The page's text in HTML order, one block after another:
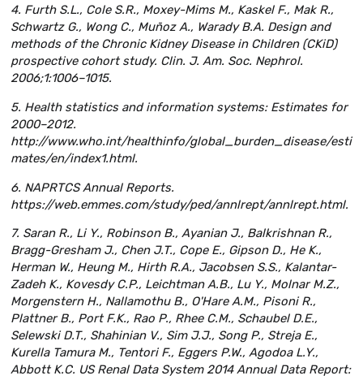
4. Furth S.L., Cole S.R., Moxey-Mims M., Kaskel F., Mak R.,
Schwartz G., Wong C., Muñoz A., Warady B.A. Design and
methods of the Chronic Kidney Disease in Children (CKiD)
prospective cohort study. Clin. J. Am. Soc. Nephrol.
2006;1:1006–1015.
5. Health statistics and information systems: Estimates for
2000–2012.
http://www.who.int/healthinfo/global_burden_disease/esti
mates/en/index1.html.
6. NAPRTCS Annual Reports.
https://web.emmes.com/study/ped/annlrept/annlrept.html.
7. Saran R., Li Y., Robinson B., Ayanian J., Balkrishnan R.,
Bragg-Gresham J., Chen J.T., Cope E., Gipson D., He K.,
Herman W., Heung M., Hirth R.A., Jacobsen S.S., Kalantar-
Zadeh K., Kovesdy C.P., Leichtman A.B., Lu Y., Molnar M.Z.,
Morgenstern H., Nallamothu B., O'Hare A.M., Pisoni R.,
Plattner B., Port F.K., Rao P., Rhee C.M., Schaubel D.E.,
Selewski D.T., Shahinian V., Sim J.J., Song P., Streja E.,
Kurella Tamura M., Tentori F., Eggers P.W., Agodoa L.Y.,
Abbott K.C. US Renal Data System 2014 Annual Data Report: